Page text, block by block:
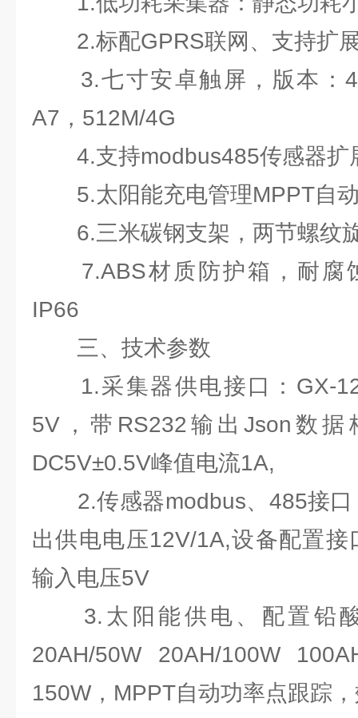
2.标配GPRS联网、支持扩展
3.七寸安卓触屏，版本：
A7，512M/4G
4.支持modbus485传感器扩
5.太阳能充电管理MPPT自动
6.三米碳钢支架，两节螺纹
7.ABS材质防护箱，耐腐
IP66
三、技术参数
1.采集器供电接口：GX-
5V，带RS232输出Json数
DC5V±0.5V峰值电流1A,
2.传感器modbus、485接口
出供电电压12V/1A,设备配置接
输入电压5V
3.太阳能供电、配置铅酸
20AH/50W 20AH/100W
150W，MPPT自动功率点跟踪